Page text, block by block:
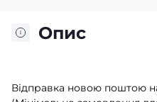
Опис
Відправка новою поштою